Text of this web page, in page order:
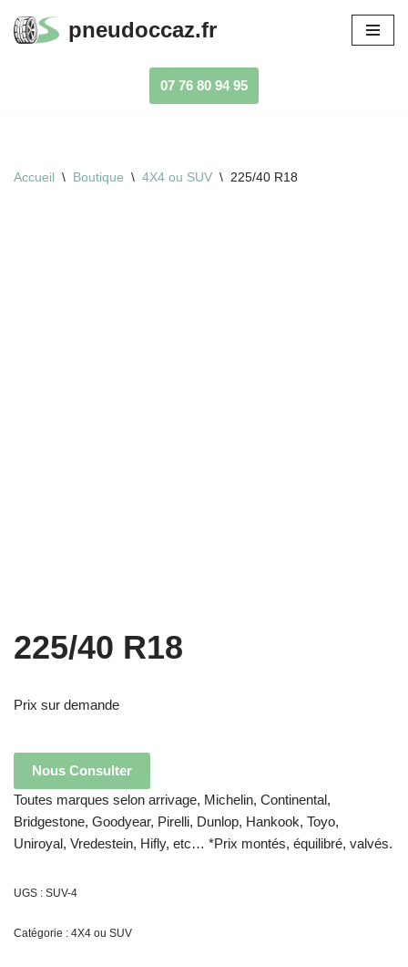
Aller
pneudoccaz.fr
07 76 80 94 95
Accueil \ Boutique \ 4X4 ou SUV \ 225/40 R18
225/40 R18
Prix sur demande
Nous Consulter
Toutes marques selon arrivage, Michelin, Continental,
Bridgestone, Goodyear, Pirelli, Dunlop, Hankook, Toyo,
Uniroyal, Vredestein, Hifly, etc… *Prix montés, équilibré, valvés.
UGS : SUV-4
Catégorie : 4X4 ou SUV